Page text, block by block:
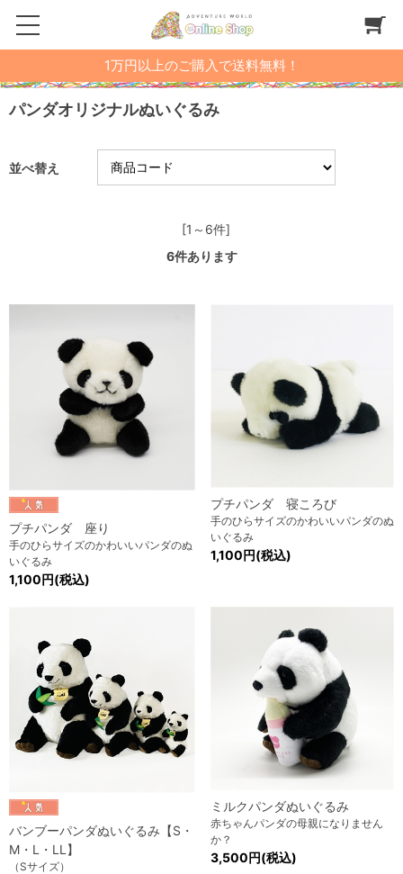
1万円以上のご購入で送料無料！
パンダオリジナルぬいぐるみ
並べ替え
[1～6件]
6件あります
プチパンダ 座り
手のひらサイズのかわいいパンダのぬ
いぐるみ
1,100円(税込)
プチパンダ 寝ころび
手のひらサイズのかわいいパンダのぬ
いぐるみ
1,100円(税込)
バンブーパンダぬいぐるみ【S・
M・L・LL】
（Sサイズ）
ミルクパンダぬいぐるみ
赤ちゃんパンダの母親になりません
か？
3,500円(税込)